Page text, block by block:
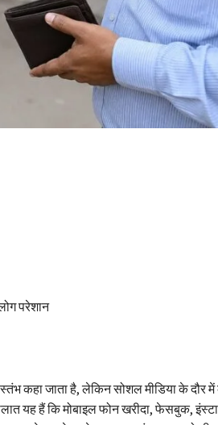
परेशान
कहा जाता है, लेकिन सोशल मीडिया के दौर
यह हैं कि मोबाइल फोन खरीदा, फेसबुक,